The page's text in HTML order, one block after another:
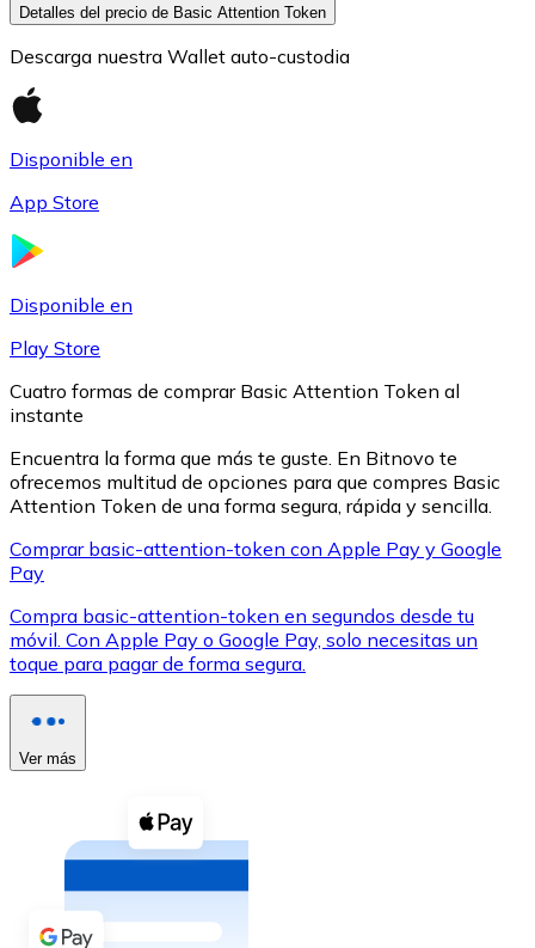
LTC
XRP
Ver todo
Efectivo
Comprar con efectivo
Añade fondos a tu cuenta Bitnovo o realiza compras
Tarjeta de crédito / débito
Detalles del precio de Basic Attention Token
Descarga nuestra Wallet auto-custodia
Disponible en
App Store
Disponible en
Play Store
Cuatro formas de comprar Basic Attention Token al
instante
Encuentra la forma que más te guste. En Bitnovo te
ofrecemos multitud de opciones para que compres Basic
Attention Token de una forma segura, rápida y sencilla.
Comprar basic-attention-token con Apple Pay y Google
Pay
Compra basic-attention-token en segundos desde tu
móvil. Con Apple Pay o Google Pay, solo necesitas un
toque para pagar de forma segura.
Ver más